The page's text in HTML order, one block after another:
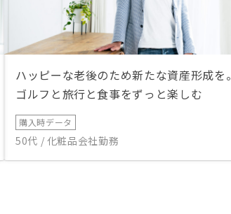
ハッピーな老後のため新たな資産形成を。
ゴルフと旅行と食事をずっと楽しむ
購入時データ
50代 / 化粧品会社勤務